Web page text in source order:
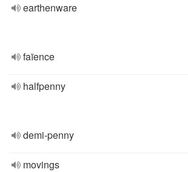
earthenware
faïence
halfpenny
demi-penny
movings